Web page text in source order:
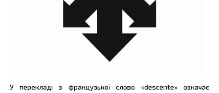
У перекладі з французької слово «descente» означає